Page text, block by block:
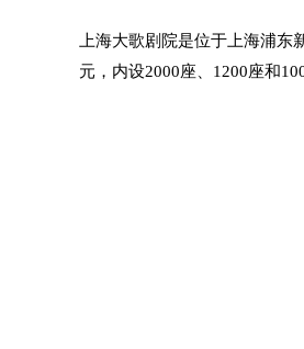
上海大歌剧院是位于上海浦
元，内设2000座、1200座和